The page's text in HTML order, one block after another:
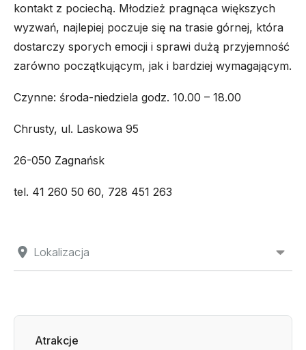
Lokalizacja
kontakt z pociechą. Młodzież pragnąca większych
wyzwań, najlepiej poczuje się na trasie górnej, która
dostarczy sporych emocji i sprawi dużą przyjemność
zarówno początkującym, jak i bardziej wymagającym.
Czynne: środa-niedziela godz. 10.00 – 18.00
Chrusty, ul. Laskowa 95
26-050 Zagnańsk
tel. 41 260 50 60, 728 451 263
Atrakcje